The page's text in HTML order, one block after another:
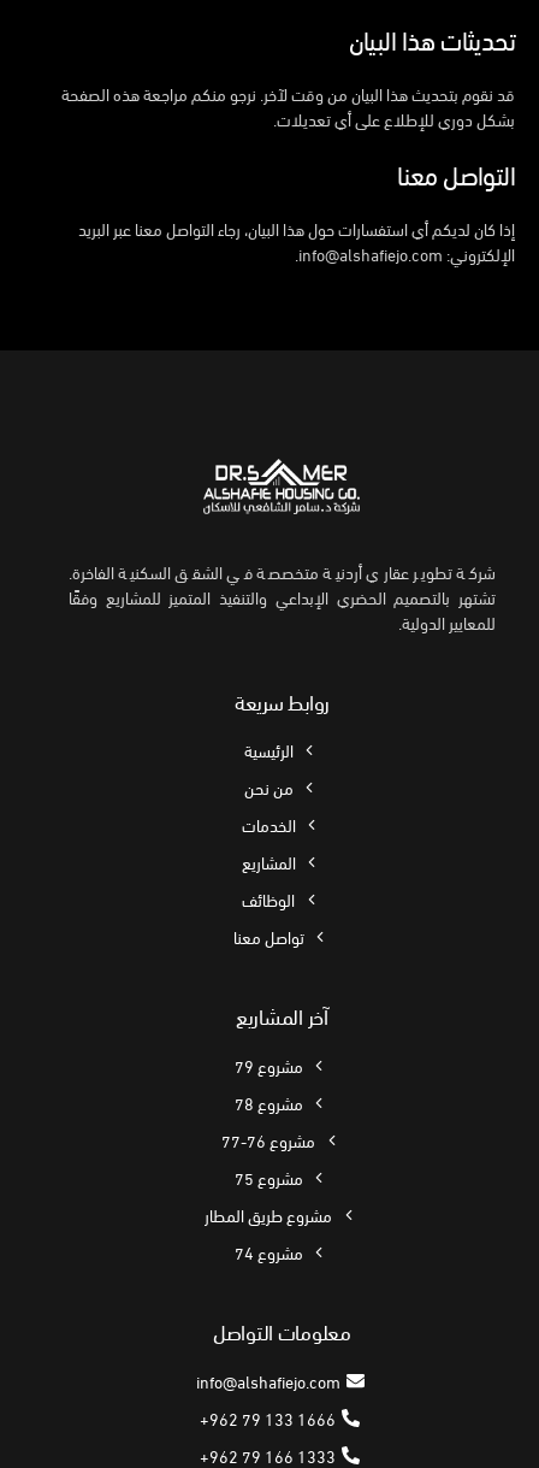
تحديثات هذا البيان
قد نقوم بتحديث هذا البيان من وقت لآخر. نرجو منكم مراجعة هذه الصفحة
بشكل دوري للإطلاع على أي تعديلات.
التواصل معنا
إذا كان لديكم أي استفسارات حول هذا البيان، رجاء التواصل معنا عبر البريد
الإلكتروني: info@alshafiejo.com
.
شركة تطوير عقاري أردنية متخصصة في الشقق السكنية الفاخرة.
تشتهر بالتصميم الحضري الإبداعي والتنفيذ المتميز للمشاريع وفقًا
للمعايير الدولية.
روابط سريعة
الرئيسية
من نحن
الخدمات
المشاريع
الوظائف
تواصل معنا
آخر المشاريع
مشروع 79
مشروع 78
مشروع 76-77
مشروع 75
مشروع طريق المطار
مشروع 74
معلومات التواصل
info@alshafiejo.com
+962 79 133 1666
+962 79 166 1333